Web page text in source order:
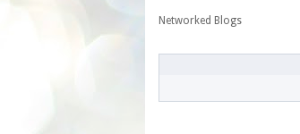
Networked Blogs